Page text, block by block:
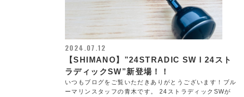
2024.07.12
【SHIMANO】”24STRADIC SW l 24スト
ラディックSW”新登場！！
いつもブログをご覧いただきありがとうございます！ブル
ーマリンスタッフの青木です。 24ストラディックSWが